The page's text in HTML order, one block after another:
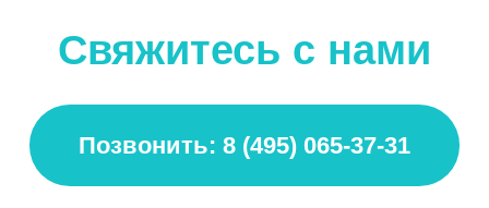
Свяжитесь с нами
Позвонить: 8 (495) 065-37-31